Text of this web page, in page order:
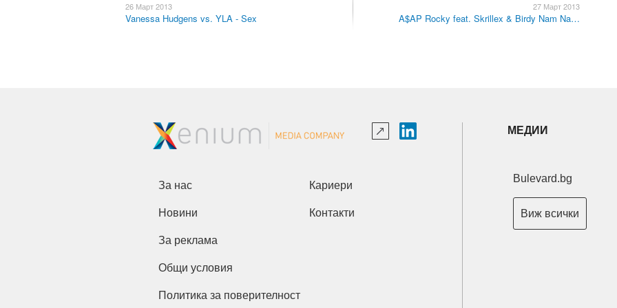
26 Март 2013
Vanessa Hudgens vs. YLA - Sex
27 Март 2013
A$AP Rocky feat. Skrillex & Birdy Nam Na…
За нас Кариери
Новини Контакти
За реклама
Общи условия
Политика за поверителност
МЕДИИ
Bulevard.bg
Виж всички